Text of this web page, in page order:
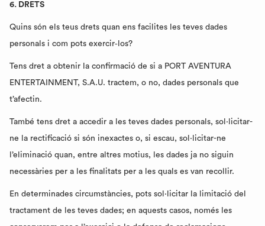
6. DRETS
Quins són els teus drets quan ens facilites les teves dades
personals i com pots exercir‑los?
Tens dret a obtenir la confirmació de si a PORT AVENTURA
ENTERTAINMENT, S.A.U. tractem, o no, dades personals que
t’afectin.
També tens dret a accedir a les teves dades personals, sol·licitar-
ne la rectificació si són inexactes o, si escau, sol·licitar-ne
l’eliminació quan, entre altres motius, les dades ja no siguin
necessàries per a les finalitats per a les quals es van recollir.
En determinades circumstàncies, pots sol·licitar la limitació del
tractament de les teves dades; en aquests casos, només les